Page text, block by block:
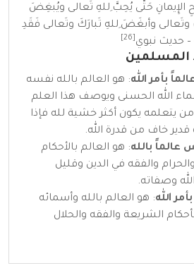
الإِيمانِ حَتّى يُحِبَّ ِللهِ تَعالى ويُبغِضَ
وتَعالى وأبغَضَ ِللهِ تَبارَكَ وتَعالى فَقَدِ
حديث نبوي
المسلمين
بأمر الله: هو العالم بالله نفسه
الله الحسنى ويوصف هذا العلم
من يتعلمه يكون أكثر خشية لله فإذا
قديرخاف من قدرة الله.
عالماً بالله: هو العالم بالأحكام
والفقه في الدين وقليل
وصفاته.
الله: هو العالم بالله وأسمائه
الشريعة والفقه والحلال